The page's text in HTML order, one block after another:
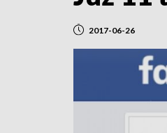
2017-06-26